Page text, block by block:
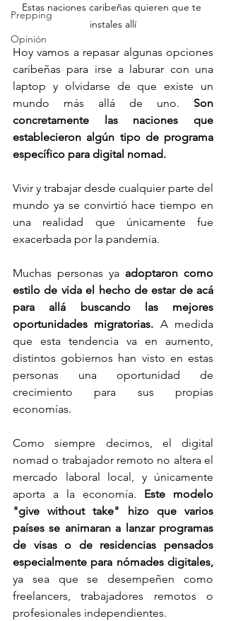
Prepping
Opinión
Estas naciones caribeñas quieren que te
instales allí
Hoy vamos a repasar algunas opciones
caribeñas para irse a laburar con una
laptop y olvidarse de que existe un
mundo más allá de uno. Son
concretamente las naciones que
establecieron algún tipo de programa
específico para digital nomad.
Vivir y trabajar desde cualquier parte del
mundo ya se convirtió hace tiempo en
una realidad que únicamente fue
exacerbada por la pandemia.
Muchas personas ya adoptaron como
estilo de vida el hecho de estar de acá
para allá buscando las mejores
oportunidades migratorias. A medida
que esta tendencia va en aumento,
distintos gobiernos han visto en estas
personas una oportunidad de
crecimiento para sus propias
economías.
Como siempre decimos, el digital
nomad o trabajador remoto no altera el
mercado laboral local, y únicamente
aporta a la economía. Este modelo
"give without take" hizo que varios
países se animaran a lanzar programas
de visas o de residencias pensados
especialmente para nómades digitales,
ya sea que se desempeñen como
freelancers, trabajadores remotos o
profesionales independientes.